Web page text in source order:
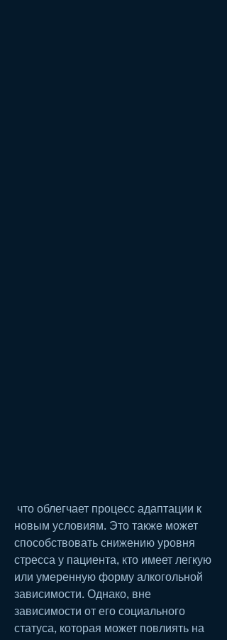
новым условиям. Это также может
способствовать снижению уровня
стресса у пациента, кто имеет легкую
или умеренную форму алкогольной
зависимости. Однако, вне
зависимости от его социального
статуса, которая может повлиять на